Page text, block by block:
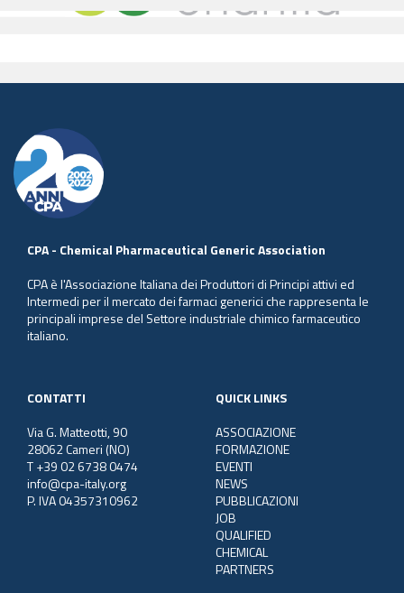
CPA - Chemical Pharmaceutical Generic Association
CPA è l'Associazione Italiana dei Produttori di Principi attivi ed
Intermedi per il mercato dei farmaci generici che rappresenta le
principali imprese del Settore industriale chimico farmaceutico
italiano.
CONTATTI
Via G. Matteotti, 90
28062 Cameri (NO)
T +39 02 6738 0474
info@cpa-italy.org
P. IVA 04357310962
QUICK LINKS
ASSOCIAZIONE
FORMAZIONE
EVENTI
NEWS
PUBBLICAZIONI
JOB
QUALIFIED
CHEMICAL
PARTNERS